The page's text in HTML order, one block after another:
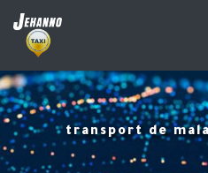
Panneau de gestion des cookies
transport de